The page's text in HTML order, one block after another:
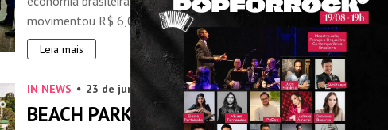
movimentou R$ 6,06 bilhões ...
Leia mais
IN NEWS 23 de junho de 2026
BEACH PARK TRANSFORMA